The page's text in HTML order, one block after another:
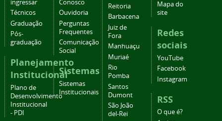
ingressar
Técnicos
Graduação
Pós-
graduação
Planejamento
Institucional
Plano de
Desenvolvimento
Institucional
- PDI
Conosco
Ouvidoria
Perguntas
Frequentes
Comunicação
Social
Sistemas
Sistemas
Institucionais
Reitoria
Barbacena
Juiz de
Fora
Manhuaçu
Muriaé
Rio
Pomba
Santos
Dumont
São João
del-Rei
Mapa do
site
Redes
sociais
YouTube
Facebook
Instagram
RSS
O que é?